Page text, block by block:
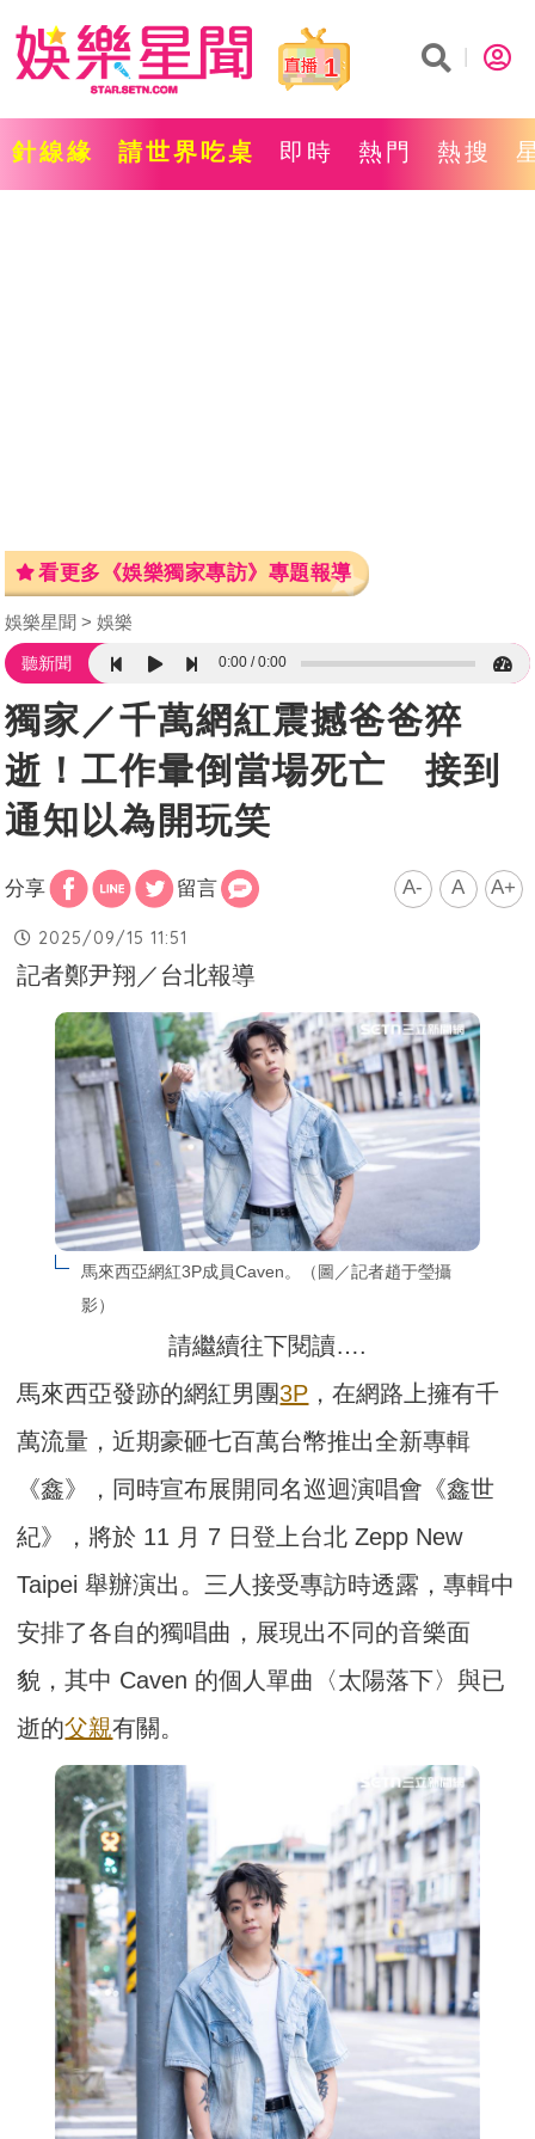
1
針線緣 請世界吃桌 即時 熱門 熱搜
看更多《娛樂獨家專訪》專題報導
娛樂星聞 娛樂
聽新聞 0:00 0:00
獨家／千萬網紅震撼爸爸猝
逝！工作暈倒當場死亡 接到
通知以為開玩笑
分享 留言 A- A A+
2025/09/15 11:51
記者鄭尹翔／台北報導
馬來西亞網紅3P成員Caven。（圖／記者趙于瑩攝
影）
請繼續往下閱讀….
馬來西亞發跡的網紅男團3P ，在網路上擁有千
萬流量，近期豪砸七百萬台幣推出全新專輯
《鑫》，同時宣布展開同名巡迴演唱會《鑫世
紀》，將於 11 月 7 日登上台北 Zepp New
Taipei 舉辦演出。三人接受專訪時透露，專輯中
安排了各自的獨唱曲，展現出不同的音樂面
貌，其中 Caven 的個人單曲〈太陽落下〉與已
逝的父親有關。